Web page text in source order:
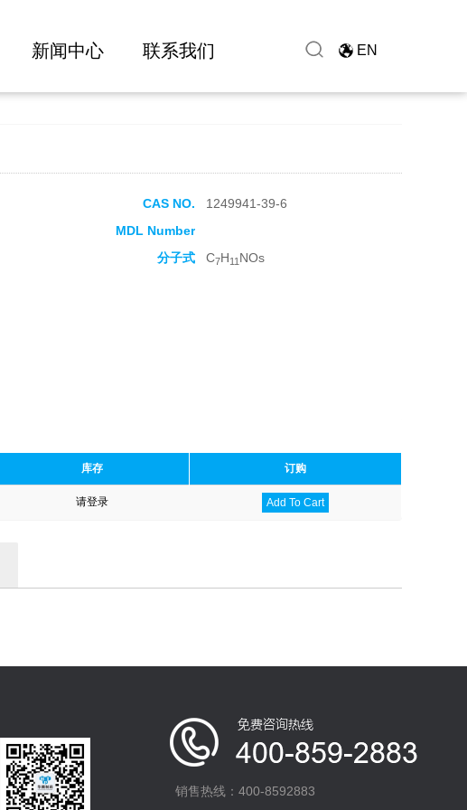
新闻中心 联系我们 EN
CAS NO.
1249941-39-6
MDL Number
分子式 C7H11 NOs
库存 订购
请登录 Add To Cart
销售热线：400-8592883